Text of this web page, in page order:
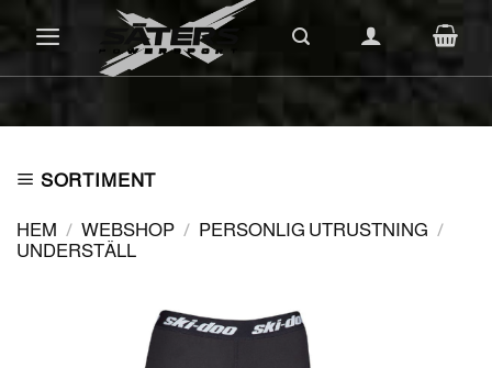
SORTIMENT
HEM / WEBSHOP / PERSONLIG UTRUSTNING /
UNDERSTÄLL